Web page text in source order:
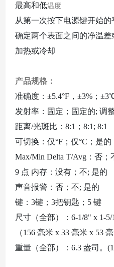
最高和低温度
从第一次按下电源键开始的
确定两个表面之间的净温
加热或冷却
产品规格：
准确度： ±5.4°F，±3%；
发射率：固定；固定的; 调
距离/光斑比：8:1；8:1; 8:1
可切换：仅°F；仅°C；是的
Max/Min Delta T/Avg：否；
9 点 内存：没有；不; 是的
声音报警：否；不; 是的
键： 3键；3把钥匙；5 键
尺寸（全部）： 6-1/8" x 1-
（156 毫米 x 33 毫米 x 53 毫
重量（全部）： 6.3 盎司。